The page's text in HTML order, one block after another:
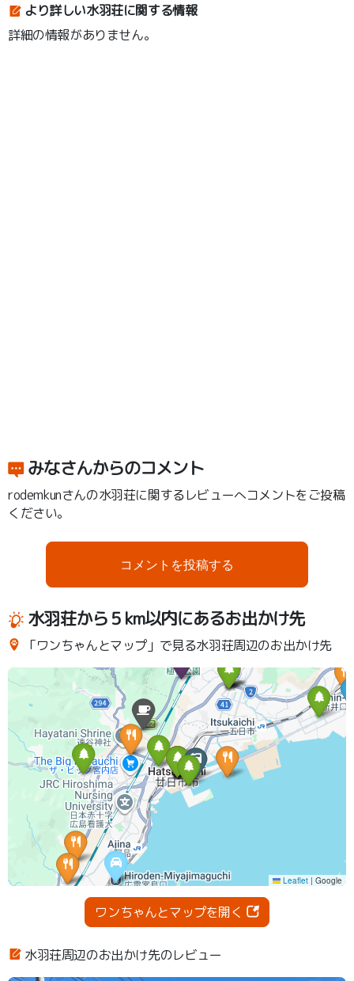
より詳しい水羽荘に関する情報
詳細の情報がありません。
みなさんからのコメント
rodemkunさんの水羽荘に関するレビューへコメントをご投稿
ください。
コメントを投稿する
水羽荘から５km以内にあるお出かけ先
「ワンちゃんとマップ」で見る水羽荘周辺のお出かけ先
ワンちゃんとマップを開く
水羽荘周辺のお出かけ先のレビュー